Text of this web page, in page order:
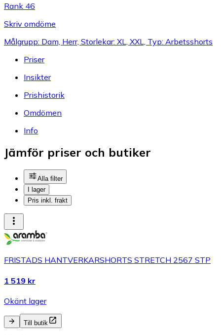
Rank 46
Skriv omdöme
Målgrupp: Dam, Herr, Storlekar: XL, XXL, Typ: Arbetsshorts
Priser
Insikter
Prishistorik
Omdömen
Info
Jämför priser och butiker
Alla filter
I lager
Pris inkl. frakt
FRISTADS HANTVERKARSHORTS STRETCH 2567 STP
1 519 kr
Okänt lager
Till butik